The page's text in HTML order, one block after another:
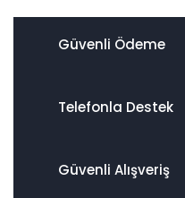
Güvenli Ödeme
Telefonla Destek
Güvenli Alışveriş